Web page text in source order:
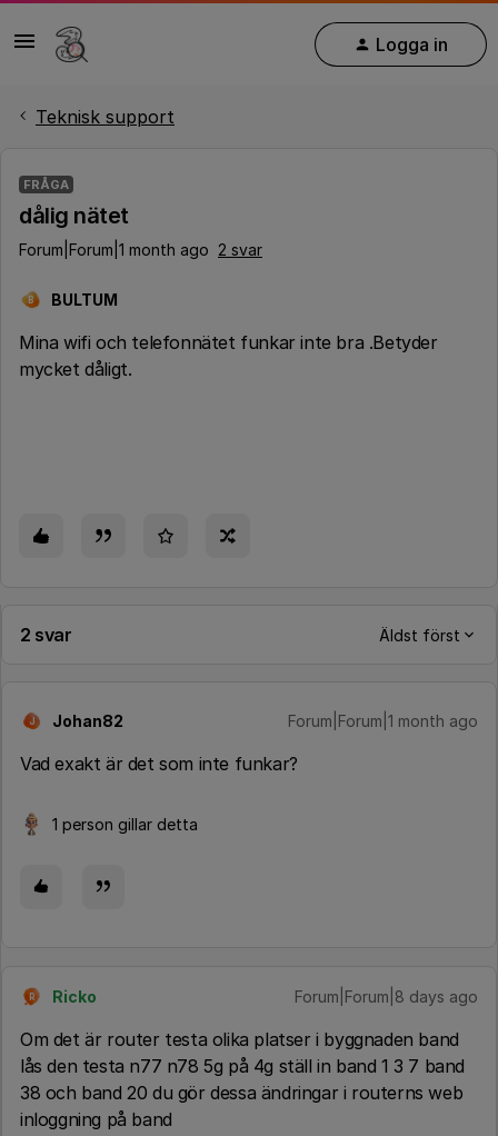
Logga in
Teknisk support
FRÅGA
dålig nätet
Forum|Forum|1 month ago 2 svar
B BULTUM
Mina wifi och telefonnätet funkar inte bra .Betyder
mycket dåligt.
2 svar Äldst först
J Johan82 Forum|Forum|1 month ago
Vad exakt är det som inte funkar?
1 person gillar detta
R Ricko Forum|Forum|8 days ago
Om det är router testa olika platser i byggnaden band
lås den testa n77 n78 5g på 4g ställ in band 1 3 7 band
38 och band 20 du gör dessa ändringar i routerns web
inloggning på band